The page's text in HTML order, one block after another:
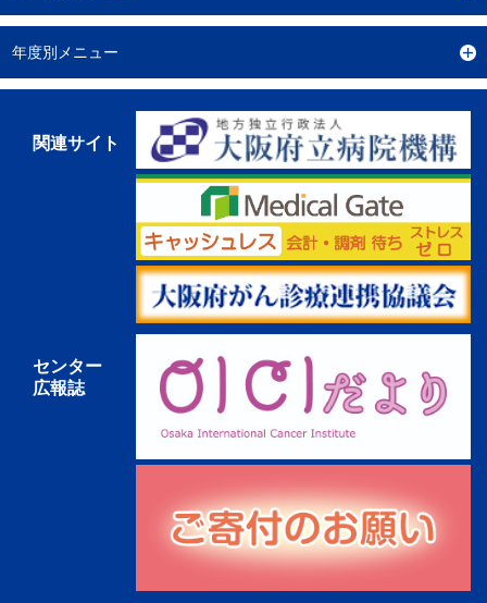
年度別メニュー
関連サイト
センター
広報誌